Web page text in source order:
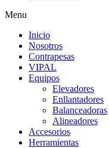
Menu
Inicio
Nosotros
Contrapesas
VIPAL
Equipos
Elevadores
Enllantadores
Balanceadoras
Alineadores
Accesorios
Herramientas